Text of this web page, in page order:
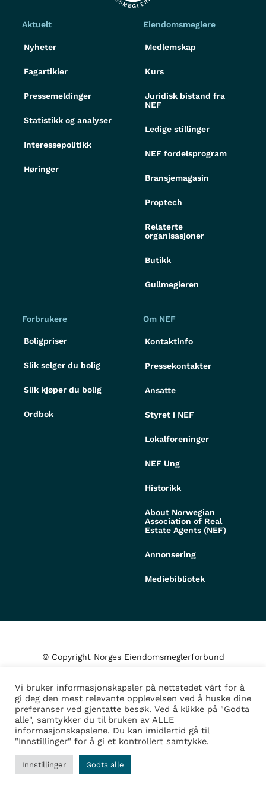
Aktuelt
Nyheter
Fagartikler
Pressemeldinger
Statistikk og analyser
Interessepolitikk
Høringer
Eiendomsmeglere
Medlemskap
Kurs
Juridisk bistand fra
NEF
Ledige stillinger
NEF fordelsprogram
Bransjemagasin
Proptech
Relaterte
organisasjoner
Butikk
Gullmegleren
Forbrukere
Boligpriser
Slik selger du bolig
Slik kjøper du bolig
Ordbok
Om NEF
Kontaktinfo
Pressekontakter
Ansatte
Styret i NEF
Lokalforeninger
NEF Ung
Historikk
About Norwegian
Association of Real
Estate Agents (NEF)
Annonsering
Mediebibliotek
© Copyright Norges Eiendomsmeglerforbund
Personvern og cookies
Administrer samtykke
Design/Utvikling avFortress
Vi bruker informasjonskapsler på nettstedet vårt for å
gi deg den mest relevante opplevelsen ved å huske dine
preferanser ved gjentatte besøk. Ved å klikke på "Godta
alle", samtykker du til bruken av ALLE
informasjonskapslene. Du kan imidlertid gå til
"Innstillinger" for å gi et kontrollert samtykke.
Innstillinger Godta alle